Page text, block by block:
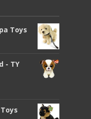
Toys
- TY